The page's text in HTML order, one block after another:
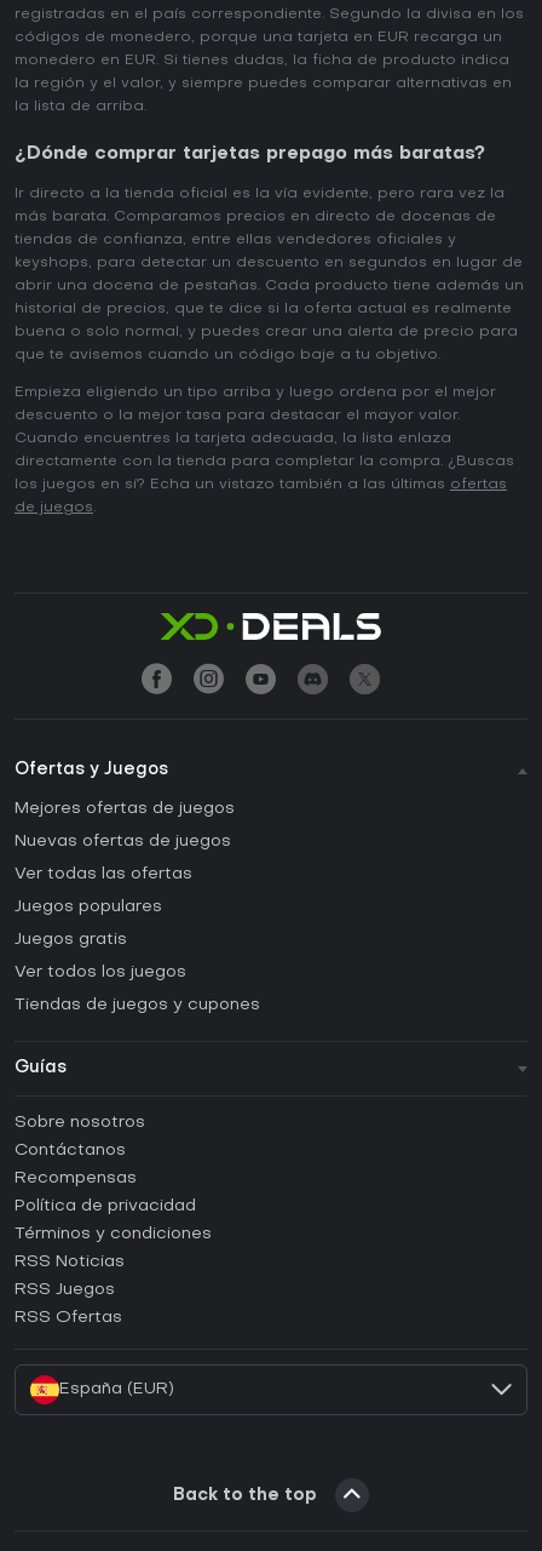
registradas en el país correspondiente. Segundo la divisa en los
códigos de monedero, porque una tarjeta en EUR recarga un
monedero en EUR. Si tienes dudas, la ficha de producto indica
la región y el valor, y siempre puedes comparar alternativas en
la lista de arriba.
¿Dónde comprar tarjetas prepago más baratas?
Ir directo a la tienda oficial es la vía evidente, pero rara vez la
más barata. Comparamos precios en directo de docenas de
tiendas de confianza, entre ellas vendedores oficiales y
keyshops, para detectar un descuento en segundos en lugar de
abrir una docena de pestañas. Cada producto tiene además un
historial de precios, que te dice si la oferta actual es realmente
buena o solo normal, y puedes crear una alerta de precio para
que te avisemos cuando un código baje a tu objetivo.
Empieza eligiendo un tipo arriba y luego ordena por el mejor
descuento o la mejor tasa para destacar el mayor valor.
Cuando encuentres la tarjeta adecuada, la lista enlaza
directamente con la tienda para completar la compra. ¿Buscas
los juegos en sí? Echa un vistazo también a las últimas ofertas
de juegos.
Ofertas y Juegos
Mejores ofertas de juegos
Nuevas ofertas de juegos
Ver todas las ofertas
Juegos populares
Juegos gratis
Ver todos los juegos
Tiendas de juegos y cupones
Guías
Guías y tutoriales
¿Cómo activar una CD Key de Steam?
¿Cómo activar una CD Key de Epic Games?
¿Cómo activar una CD Key de GOG?
¿Cómo activar una CD Key de Ubisoft Connect?
¿Cómo activar una CD Key de EA App?
Sobre nosotros
Contáctanos
Recompensas
Política de privacidad
Términos y condiciones
RSS Noticias
RSS Juegos
RSS Ofertas
España (EUR)
Back to the top